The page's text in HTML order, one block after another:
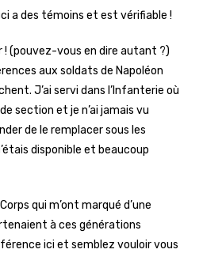
a des témoins et est vérifiable !
! (pouvez-vous en dire autant ?)
aux soldats de Napoléon
J’ai servi dans l’Infanterie où
section et je n’ai jamais vu
de le remplacer sous les
disponible et beaucoup
qui m’ont marqué d’une
à ces générations
ici et semblez vouloir vous